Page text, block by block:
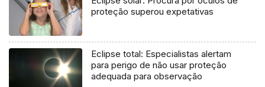
proteção superou expetativas
Eclipse total: Especialistas alertam
para perigo de não usar proteção
adequada para observação